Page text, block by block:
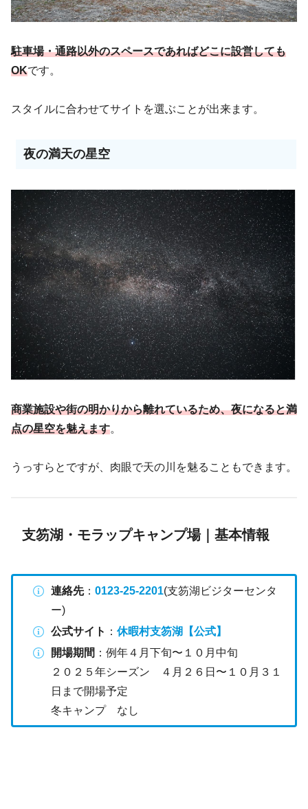
駐車場・通路以外のスペースであればどこに設営しても
OKです。
スタイルに合わせてサイトを選ぶことが出来ます。
夜の満天の星空
商業施設や街の明かりから離れているため、夜になると満
点の星空を魅えます。
うっすらとですが、肉眼で天の川を魅ることもできます。
支笏湖・モラップキャンプ場｜基本情報
連絡先： 0123-25-2201(支笏湖ビジターセンタ
ー)
公式サイト ： 休暇村支笏湖【公式】
開場期間 ：例年４月下旬〜１０月中旬
２０２５年シーズン ４月２６日〜１０月３１
日まで開場予定
冬キャンプ なし